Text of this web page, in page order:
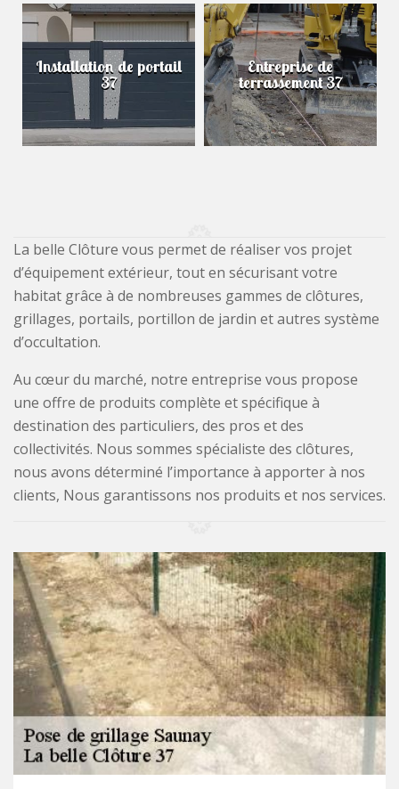
Installation de portail
37
Entreprise de
terrassement 37
La belle Clôture vous permet de réaliser vos projet
d’équipement extérieur, tout en sécurisant votre
habitat grâce à de nombreuses gammes de clôtures,
grillages, portails, portillon de jardin et autres système
d’occultation.
Au cœur du marché, notre entreprise vous propose
une offre de produits complète et spécifique à
destination des particuliers, des pros et des
collectivités. Nous sommes spécialiste des clôtures,
nous avons déterminé l’importance à apporter à nos
clients, Nous garantissons nos produits et nos services.